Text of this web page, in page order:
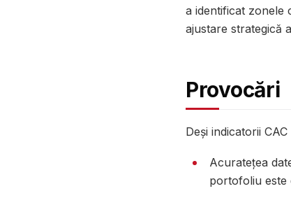
a identificat zonele
ajustare strategică
Provocări
Deși indicatorii
Acuratețea
portofoliu este